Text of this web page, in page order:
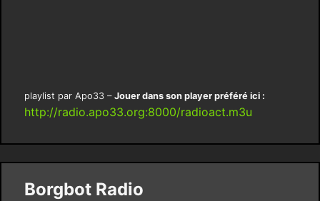
playlist par Apo33 – Jouer dans son player préféré ici :
http://radio.apo33.org:8000/radioact.m3u
Borgbot Radio